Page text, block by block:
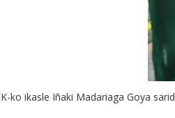
ko ikasle Iñaki Madariaga Goya